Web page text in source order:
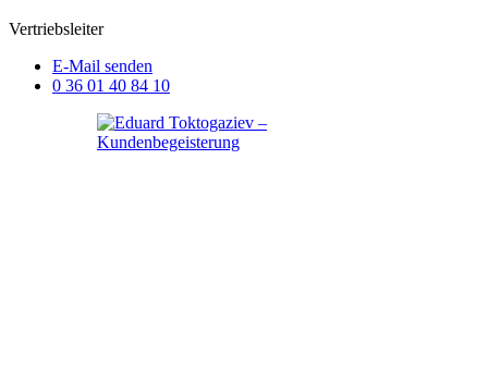
Vertriebsleiter
E-Mail senden
0 36 01 40 84 10